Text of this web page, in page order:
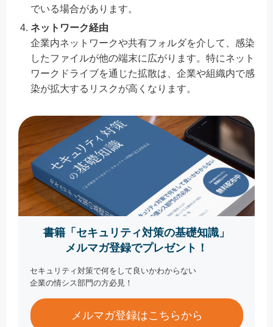
でいる場合があります。
ネットワーク経由
企業内ネットワークや共有フォルダを介して、感染
したファイルが他の端末に広がります。特にネット
ワークドライブを通じた拡散は、企業や組織内で感
染が拡大するリスクが高くなります。
書籍「セキュリティ対策の基礎知識」
メルマガ登録でプレゼント！
セキュリティ対策で何をして良いかわからない
企業の情シス部門の方必見！
メルマガ登録はこちらから